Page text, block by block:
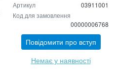
Артикул
03911001
Код для замовлення
00000006768
Повідомити про вступ
Немає у наявності